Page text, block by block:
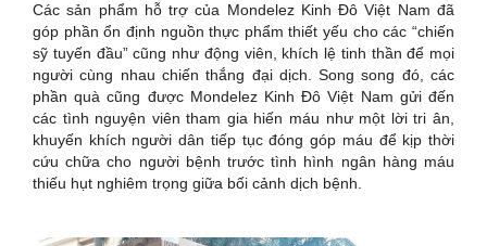
Các sản phẩm hỗ trợ của Mondelez Kinh Đô Việt Nam đã
góp phần ổn định nguồn thực phẩm thiết yếu cho các “chiến
sỹ tuyến đầu” cũng như động viên, khích lệ tinh thần để mọi
người cùng nhau chiến thắng đại dịch.Song song đó, các
phần quà cũng được Mondelez Kinh Đô Việt Nam gửi đến
các tình nguyện viên tham gia hiến máu như một lời tri ân,
khuyến khích người dân tiếp tục đóng góp máu để kịp thời
cứu chữa cho người bệnh trước tình hình ngân hàng máu
thiếu hụt nghiêm trọng giữa bối cảnh dịch bệnh.